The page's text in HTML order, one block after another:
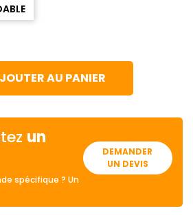
AU PANIER
un
spécifique ? Un
DEMANDER
UN DEVIS